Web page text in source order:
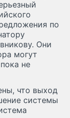
по
Они
могут
не
что выход
системы